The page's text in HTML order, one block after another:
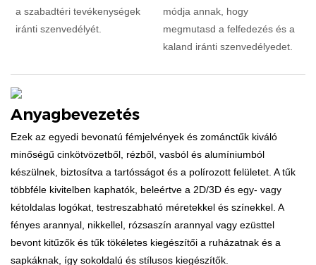
a szabadtéri tevékenységek
iránti szenvedélyét.
módja annak, hogy
megmutasd a felfedezés és a
kaland iránti szenvedélyedet.
Anyagbevezetés
Ezek az egyedi bevonatú fémjelvények és zománctűk kiváló
minőségű cinkötvözetből, rézből, vasból és alumíniumból
készülnek, biztosítva a tartósságot és a polírozott felületet. A tűk
többféle kivitelben kaphatók, beleértve a 2D/3D és egy- vagy
kétoldalas logókat, testreszabható méretekkel és színekkel. A
fényes arannyal, nikkellel, rózsaszín arannyal vagy ezüsttel
bevont kitűzők és tűk tökéletes kiegészítői a ruházatnak és a
sapkáknak, így sokoldalú és stílusos kiegészítők.